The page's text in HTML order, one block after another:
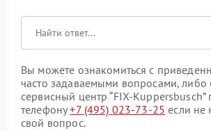
Вы можете ознакомиться с
часто задаваемыми вопросами, либо
сервисный центр “FIX-
телефону+7 (495) 023-73-25 если не
свой вопрос.